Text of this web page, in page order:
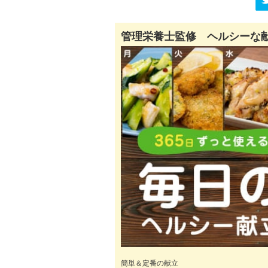
管理栄養士監修 ヘルシーな
簡単＆定番の献立